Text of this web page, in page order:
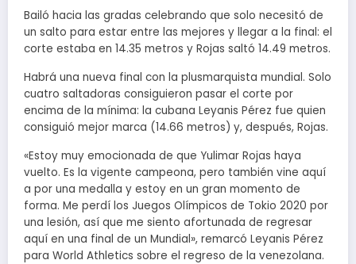
Bailó hacia las gradas celebrando que solo necesitó de
un salto para estar entre las mejores y llegar a la final: el
corte estaba en 14.35 metros y Rojas saltó 14.49 metros.
Habrá una nueva final con la plusmarquista mundial. Solo
cuatro saltadoras consiguieron pasar el corte por
encima de la mínima: la cubana Leyanis Pérez fue quien
consiguió mejor marca (14.66 metros) y, después, Rojas.
«Estoy muy emocionada de que Yulimar Rojas haya
vuelto. Es la vigente campeona, pero también vine aquí
a por una medalla y estoy en un gran momento de
forma. Me perdí los Juegos Olímpicos de Tokio 2020 por
una lesión, así que me siento afortunada de regresar
aquí en una final de un Mundial», remarcó Leyanis Pérez
para World Athletics sobre el regreso de la venezolana.